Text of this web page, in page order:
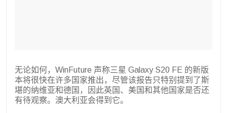
无论如何，WinFuture 声称三星 Galaxy S20 FE 的新版
本将很快在许多国家推出，尽管该报告只特别提到了斯
堪的纳维亚和德国，因此英国、美国和其他国家是否还
有待观察。澳大利亚会得到它。